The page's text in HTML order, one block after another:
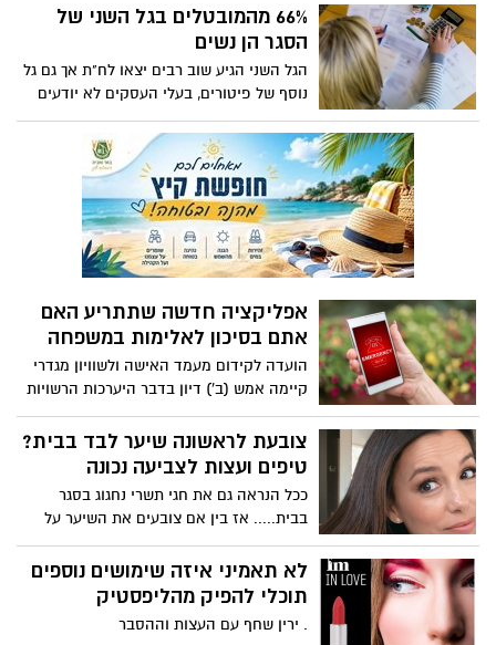
שיכולים להוציא נשים מאיזון זה נשירת שיער.
לדברי ד"ר להבית אקרמן, מומחית לרפואת
עור: "נשים וגברים חווים נשירת שיער
משמעותית עכשיו - אתם לא לבד. זה בדיוק
העונה הזו בשנה, בסתיו, בה יש החמרה
משמעותית בנשירת השיער (אמנם מדעית נתון
זה שנוי במחלוקת, אך ספרים, רופאים
והמציאות- מוכיחים אחרת). כמו כן המתח
בחצי שנה האחרונה, מאז תחילת הקורונה,
אנו מזהים השפעה גם על השיער ובעיקר
נשירה.
66% מהמובטלים בגל השני של
הסגר הן נשים
הגל השני הגיע שוב רבים יצאו לח"ת אך גם גל
נוסף של פיטורים, בעלי העסקים לא יודעים
מה הצפי ובוחרים לפטר ולשלוח את העובדים
הן נשים. זאת לצד העובדה שהמשבר גם נתן
לגיטימציה לפיטורי נשים בהריון ואחרי לידה.
במאי 2020 הוגשו למשרד העבודה והרווחה
370 בקשות לפיטורי נשים בהריון ואחרי לידה,
יותר מפי 3 מאשר במאי 2019.
אפליקציה חדשה שתתריע האם
אתם בסיכון לאלימות במשפחה
הועדה לקידום מעמד האישה ולשוויון מגדרי
קיימה אמש (ב') דיון בדבר היערכות הרשויות
למתן מענה מותאם לנפגעות ולנפגעי תקיפה
מינית לתקופת הסגר. במסגרת זאת חשפה
נציגת משרד הרווחה: "בימים הקרובים תופץ
אלימות במשפחה"
צובעת לראשונה שיער לבד בבית?
טיפים ועצות לצביעה נכונה
ככל הנראה גם את חגי תשרי נחגוג בסגר
בבית..... אז בין אם צובעים את השיער על
מנת להסתיר את הלבן שצמח ובין אם צובעים
בכדי לרענן את גוון השיער ולהעניק לו ברק
וזוהר, בשני המקרים ניתן לעשות את זה
מושלם - לבד בבית! ויש גם חדשות טובות –
זה לא כל כך קשה ואפילו מהנה! מאיה לזר –
לא תאמיני איזה שימושים נוספים
תוכלי להפיק מהליפסטיק
. ירין שחף עם העצות וההסבר